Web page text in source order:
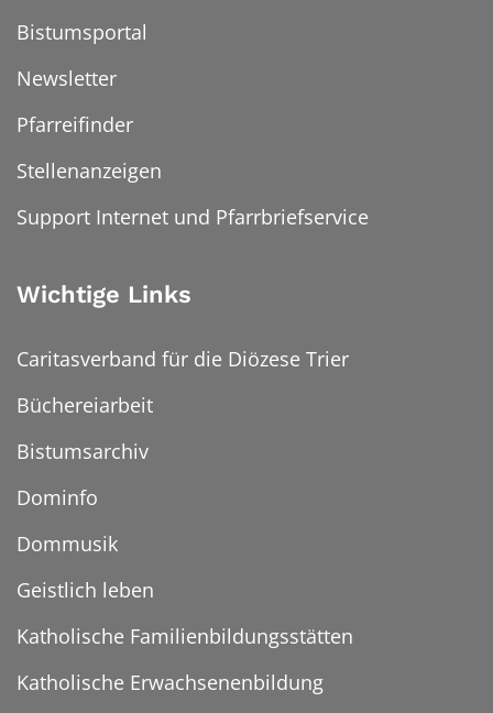
Bistumsportal
Newsletter
Pfarreifinder
Stellenanzeigen
Support Internet und Pfarrbriefservice
Wichtige Links
Caritasverband für die Diözese Trier
Büchereiarbeit
Bistumsarchiv
Dominfo
Dommusik
Geistlich leben
Katholische Familienbildungsstätten
Katholische Erwachsenenbildung